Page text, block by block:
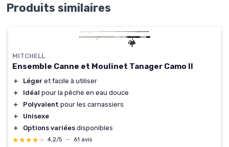
Produits similaires
MITCHELL
Ensemble Canne et Moulinet Tanager Camo II
＋ Léger et facile à utiliser
＋
Idéal pour la pêche en eau douce
＋
Polyvalent pour les carnassiers
＋
Unisexe
＋
Options variées disponibles
★★★★★
★★★★★ 4,2/5 — 61 avis